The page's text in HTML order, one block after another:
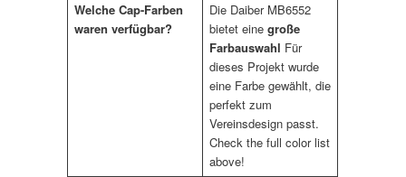
Welche Cap-Farben
waren verfügbar?
Die Daiber MB6552
bietet eine große
Farbauswahl Für
dieses Projekt wurde
eine Farbe gewählt, die
perfekt zum
Vereinsdesign passt.
Check the full color list
above!